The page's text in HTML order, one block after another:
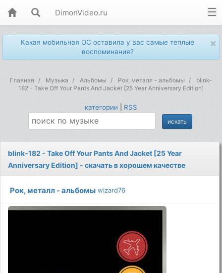
DimonVideo.ru
×
Какая мобильная ОС оставила у вас самые теплые
воспоминания?
Главная Музыка Альбомы Рок, металл - альбомы
blink-
182 - Take Off Your Pants And Jacket [25 Year Anniversary Edition]
категории RSS
blink-182 - Take Off Your Pants And Jacket [25 Year
Anniversary Edition] - скачать в хорошем качестве
Рок, металл - альбомы wizard76